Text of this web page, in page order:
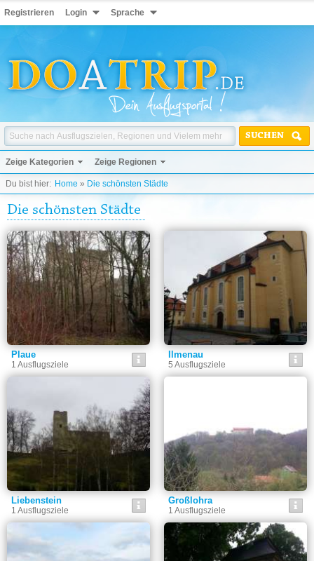
Registrieren Login Sprache
SUCHEN
Zeige Kategorien Zeige Regionen
Du bist hier: Home » Die schönsten Städte
Die schönsten Städte
Plaue
1 Ausflugsziele
Ilmenau
5 Ausflugsziele
Liebenstein
1 Ausflugsziele
Großlohra
1 Ausflugsziele